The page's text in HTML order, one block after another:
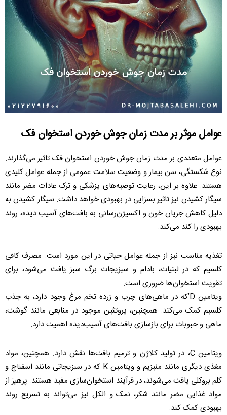
عوامل موثر بر مدت زمان جوش خوردن استخوان فک
عوامل متعددی بر مدت زمان جوش خوردن استخوان فک تاثیر می‌گذارند.
نوع شکستگی، سن بیمار و وضعیت سلامت عمومی از جمله عوامل کلیدی
هستند. علاوه بر این، رعایت توصیه‌های پزشکی و ترک عادات مضر مانند
سیگار کشیدن نیز تاثیر بسزایی در بهبودی خواهد داشت. سیگار کشیدن به
دلیل کاهش جریان خون و اکسیژن‌رسانی به بافت‌های آسیب ‌دیده، روند
بهبودی را کند می‌کند.
تغذیه مناسب نیز از جمله عوامل حیاتی در این مورد است. مصرف کافی
کلسیم که در لبنیات، بادام و سبزیجات برگ سبز یافت می‌شود، برای
تقویت استخوان‌ها ضروری است.
ویتامین D’که در ماهی‌های چرب و زرده تخم ‌مرغ وجود دارد، به جذب
کلسیم کمک می‌کند. همچنین، پروتئین موجود در منابعی مانند گوشت،
ماهی و حبوبات برای بازسازی بافت‌های آسیب‌دیده اهمیت دارد.
ویتامین C، در تولید کلاژن و ترمیم بافت‌ها نقش دارد. همچنین، مواد
مغذی دیگری مانند منیزیم و ویتامین K که در سبزیجاتی مانند اسفناج و
کلم بروکلی یافت می‌شوند، در فرآیند استخوان‌سازی مفید هستند. پرهیز از
مواد غذایی مضر مانند شکر، نمک و الکل نیز می‌تواند به تسریع روند
بهبودی کمک کند.